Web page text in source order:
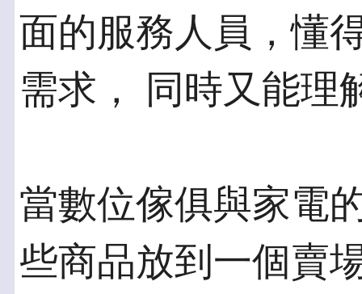
面的服務人員，懂
需求， 同時又能理
當數位傢俱與家電
些商品放到一個賣